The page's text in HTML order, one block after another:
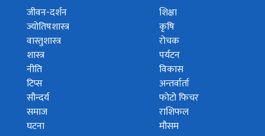
जीवन-दर्शन
ज्योतिषशास्त्र
वास्तुशास्त्र
शास्त्र
नीति
टिप्स
सौन्दर्य
समाज
घटना
शिक्षा
कृषि
रोचक
पर्यटन
विकास
अन्तर्वार्ता
फोटो फिचर
राशिफल
मौसम